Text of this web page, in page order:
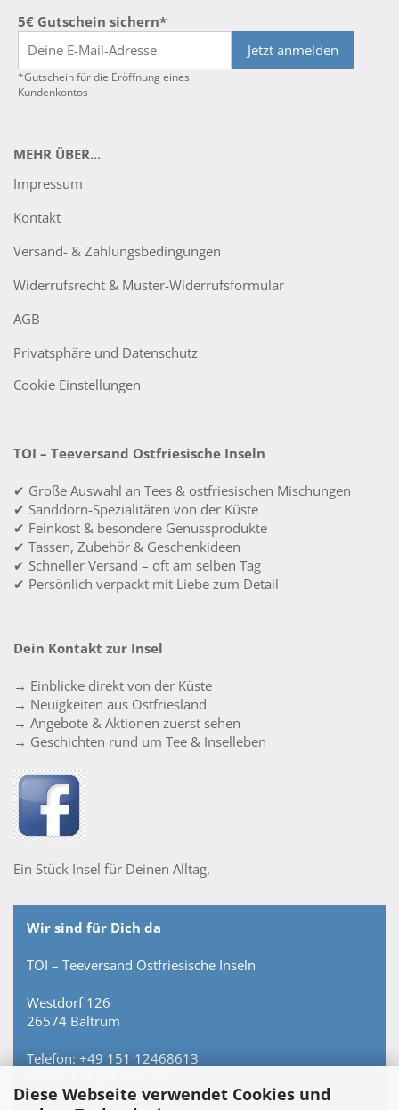
Diese Webseite verwendet Cookies und
5€ Gutschein sichern*
Jetzt anmelden
*Gutschein für die Eröffnung eines
Kundenkontos
MEHR ÜBER...
Impressum
Kontakt
Versand- & Zahlungsbedingungen
Widerrufsrecht & Muster-Widerrufsformular
AGB
Privatsphäre und Datenschutz
Cookie Einstellungen
TOI – Teeversand Ostfriesische Inseln
✔ Große Auswahl an Tees & ostfriesischen Mischungen
✔ Sanddorn-Spezialitäten von der Küste
✔ Feinkost & besondere Genussprodukte
✔ Tassen, Zubehör & Geschenkideen
✔ Schneller Versand – oft am selben Tag
✔ Persönlich verpackt mit Liebe zum Detail
Dein Kontakt zur Insel
→ Einblicke direkt von der Küste
→ Neuigkeiten aus Ostfriesland
→ Angebote & Aktionen zuerst sehen
→ Geschichten rund um Tee & Inselleben
Ein Stück Insel für Deinen Alltag.
Wir sind für Dich da
TOI – Teeversand Ostfriesische Inseln
Westdorf 126
26574 Baltrum
Telefon: +49 151 12468613